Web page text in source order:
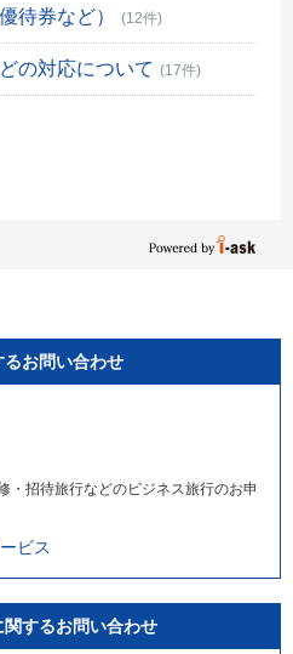
待券など） (12件)
の対応について (17件)
るお問い合わせ
・招待旅行などのビジネス旅行のお申
ビス
するお問い合わせ